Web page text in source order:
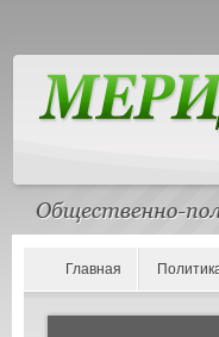
Главная